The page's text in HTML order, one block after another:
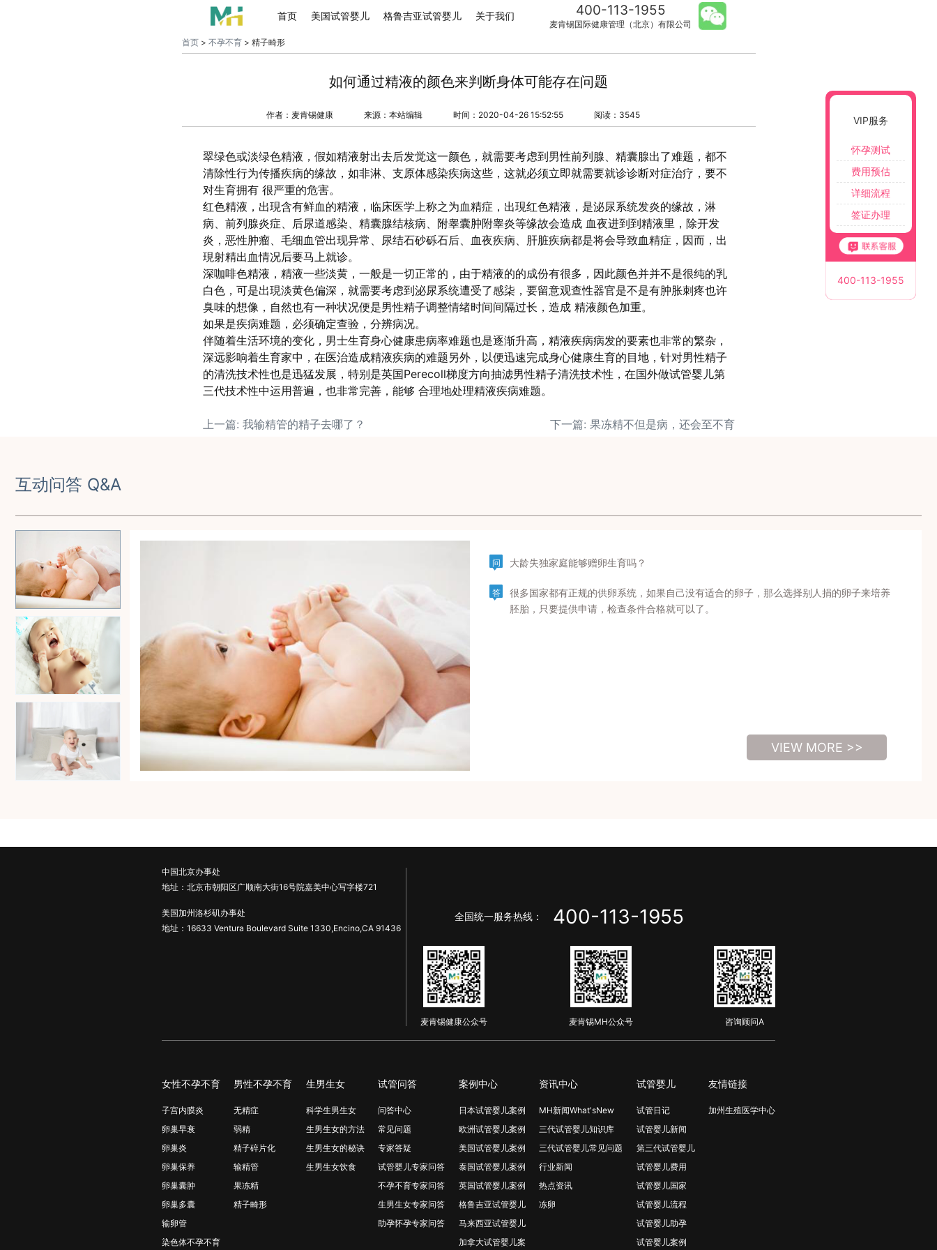
首页 美国试管婴儿 格鲁吉亚试管婴儿 关于我们 400-113-1955
麦肯锡国际健康管理（北京）有限公司
首页> 不孕不育> 精子畸形
如何通过精液的颜色来判断身体可能存在问题
作者：麦肯锡健康 来源：本站编辑 时间：2020-04-26 15:52:55 阅读：3545
翠绿色或淡绿色精液，假如精液射出去后发觉这一颜色，就需要考虑到男性前列腺、精囊腺出了难题，都不
清除性行为传播疾病的缘故，如非淋、支原体感染疾病这些，这就必须立即就需要就诊诊断对症治疗，要不
对生育拥有 很严重的危害。
红色精液，出現含有鲜血的精液，临床医学上称之为血精症，出現红色精液，是泌尿系统发炎的缘故，淋
病、前列腺炎症、后尿道感染、精囊腺结核病、附睾囊肿附睾炎等缘故会造成 血夜进到到精液里，除开发
炎，恶性肿瘤、毛细血管出现异常、尿结石砂砾石后、血夜疾病、肝脏疾病都是将会导致血精症，因而，出
現射精出血情况后要马上就诊。
深咖啡色精液，精液一些淡黄，一般是一切正常的，由于精液的的成份有很多，因此颜色并并不是很纯的乳
白色，可是出現淡黄色偏深，就需要考虑到泌尿系统遭受了感柒，要留意观查性器官是不是有肿胀刺疼也许
臭味的想像，自然也有一种状况便是男性精子调整情绪时间间隔过长，造成 精液颜色加重。
如果是疾病难题，必须确定查验，分辨病况。
伴随着生活环境的变化，男士生育身心健康患病率难题也是逐渐升高，精液疾病病发的要素也非常的繁杂，
深远影响着生育家中，在医治造成精液疾病的难题另外，以便迅速完成身心健康生育的目地，针对男性精子
的清洗技术性也是迅猛发展，特别是英国Perecoll梯度方向抽滤男性精子清洗技术性，在国外做试管婴儿第
三代技术性中运用普遍，也非常完善，能够 合理地处理精液疾病难题。
上一篇: 我输精管的精子去哪了？ 下一篇: 果冻精不但是病，还会至不育
互动问答 Q&A
问 大龄失独家庭能够赠卵生育吗？
答
很多国家都有正规的供卵系统，如果自己没有适合的卵子，那么选择别人捐的卵子来培养
胚胎，只要提供申请，检查条件合格就可以了。
VIEW MORE >>
中国北京办事处
地址：北京市朝阳区广顺南大街16号院嘉美中心写字楼721
美国加州洛杉矶办事处
地址：16633 Ventura Boulevard Suite 1330,Encino,CA 91436
全国统一服务热线： 400-113-1955
麦肯锡健康公众号 麦肯锡MH公众号 咨询顾问A
女性不孕不育
子宫内膜炎
卵巢早衰
卵巢炎
卵巢保养
卵巢囊肿
卵巢多囊
输卵管
染色体不孕不育
男性不孕不育
无精症
弱精
精子碎片化
输精管
果冻精
精子畸形
生男生女
科学生男生女
生男生女的方法
生男生女的秘诀
生男生女饮食
试管问答
问答中心
常见问题
专家答疑
试管婴儿专家问答
不孕不育专家问答
生男生女专家问答
助孕怀孕专家问答
案例中心
日本试管婴儿案例
欧洲试管婴儿案例
美国试管婴儿案例
泰国试管婴儿案例
英国试管婴儿案例
格鲁吉亚试管婴儿
马来西亚试管婴儿
加拿大试管婴儿案
资讯中心
MH新闻What'sNew
三代试管婴儿知识库
三代试管婴儿常见问题
行业新闻
热点资讯
冻卵
试管婴儿
试管日记
试管婴儿新闻
第三代试管婴儿
试管婴儿费用
试管婴儿国家
试管婴儿流程
试管婴儿助孕
试管婴儿案例
友情链接
加州生殖医学中心
VIP服务
怀孕测试
费用预估
详细流程
签证办理
400-113-1955